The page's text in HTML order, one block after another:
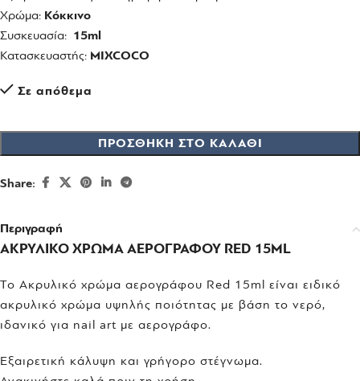
Χρώμα: Κόκκινο
Συσκευασία: 15ml
Κατασκευαστής: MIXCOCO
Σε απόθεμα
ΠΡΟΣΘΉΚΗ ΣΤΟ ΚΑΛΆΘΙ
Share:
Περιγραφή
ΑΚΡΥΛΙΚΟ ΧΡΩΜΑ ΑΕΡΟΓΡΑΦΟΥ RED 15ML
Το Ακρυλικό χρώμα αερογράφου Red 15ml είναι ειδικό
ακρυλικό χρώμα υψηλής ποιότητας με βάση το νερό,
ιδανικό για nail art με αερογράφο.
Εξαιρετική κάλυψη και γρήγορο στέγνωμα.